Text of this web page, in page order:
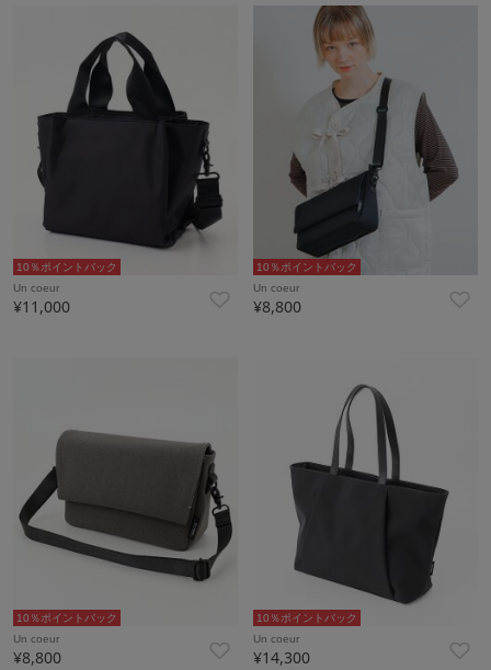
10％ポイントバック
Un coeur
¥11,000
10％ポイントバック
Un coeur
¥8,800
10％ポイントバック
Un coeur
¥8,800
10％ポイントバック
Un coeur
¥14,300